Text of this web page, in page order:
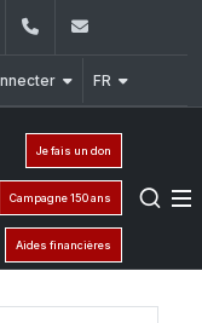
YouTube+961 (1) 421 368
FR
Je fais un don
Campagne 150 ans
Aides financières